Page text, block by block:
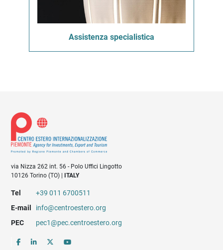
Assistenza specialistica
via Nizza 262 int. 56 - Polo Uffici Lingotto
10126 Torino (TO) |
ITALY
Tel
+39 011 6700511
E-mail
info@centroestero.org
PEC
pec1@pec.centroestero.org